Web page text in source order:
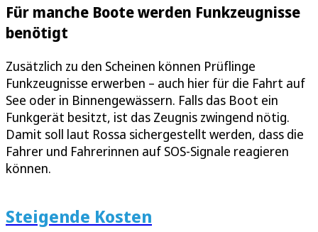
Für manche Boote werden Funkzeugnisse
benötigt
Zusätzlich zu den Scheinen können Prüflinge
Funkzeugnisse erwerben – auch hier für die Fahrt auf
See oder in Binnengewässern. Falls das Boot ein
Funkgerät besitzt, ist das Zeugnis zwingend nötig.
Damit soll laut Rossa sichergestellt werden, dass die
Fahrer und Fahrerinnen auf SOS-Signale reagieren
können.
Steigende Kosten